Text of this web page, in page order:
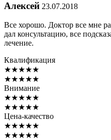
Алексей 23.07.2018
Все хорошо. Доктор все мне
дал консультацию, все
лечение.
Квалификация
★★★★★
★★★★★
Внимание
★★★★★
★★★★★
Цена-качество
★★★★★
★★★★★